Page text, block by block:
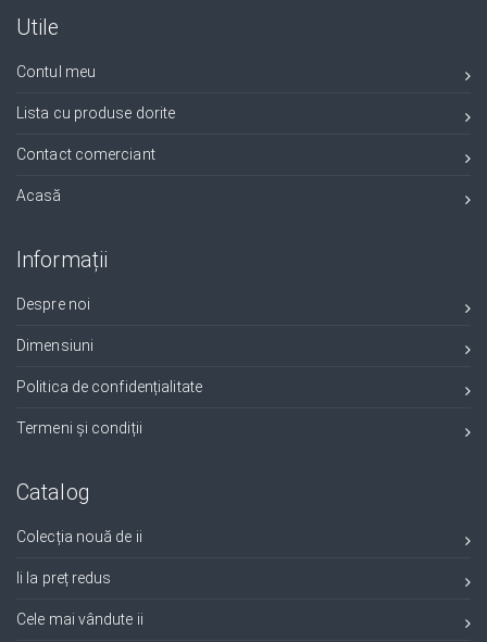
Utile
Contul meu
Lista cu produse dorite
Contact comerciant
Acasă
Informații
Despre noi
Dimensiuni
Politica de confidențialitate
Termeni și condiții
Catalog
Colecția nouă de ii
Ii la preț redus
Cele mai vândute ii